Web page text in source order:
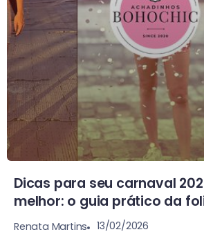
Dicas para seu carnaval
melhor: o guia prático da
Renata Martins 13/02/2026